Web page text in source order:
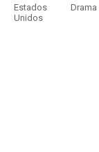
Estados
Unidos
Drama